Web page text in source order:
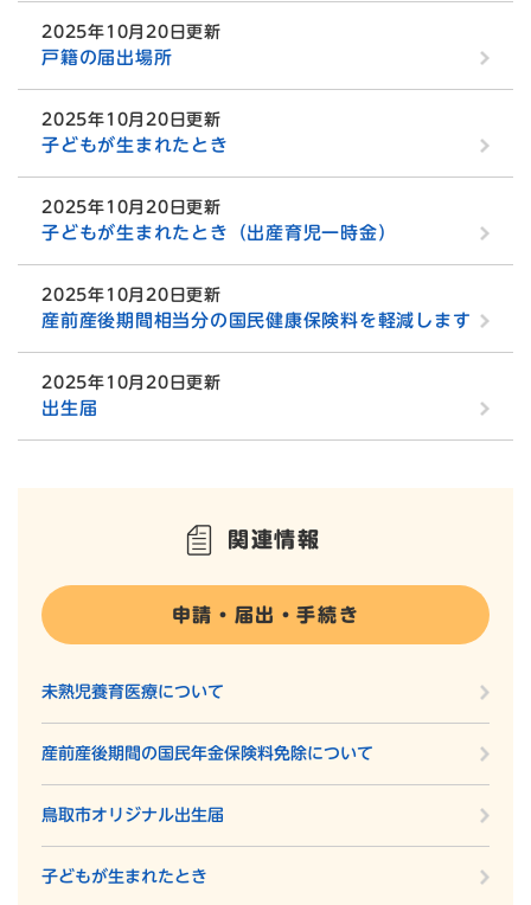
2025年10月20日更新
戸籍の届出場所
2025年10月20日更新
子どもが生まれたとき
2025年10月20日更新
子どもが生まれたとき（出産育児一時金）
2025年10月20日更新
産前産後期間相当分の国民健康保険料を軽減します
2025年10月20日更新
出生届
関連情報
申請・届出・手続き
未熟児養育医療について
産前産後期間の国民年金保険料免除について
鳥取市オリジナル出生届
子どもが生まれたとき